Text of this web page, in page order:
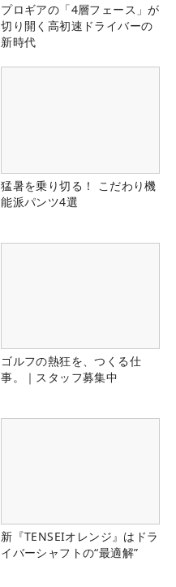
プロギアの「4層フェース」が
切り開く高初速ドライバーの
新時代
猛暑を乗り切る！ こだわり機
能派パンツ4選
ゴルフの熱狂を、つくる仕
事。｜スタッフ募集中
新『TENSEIオレンジ』はドラ
イバーシャフトの“最適解”